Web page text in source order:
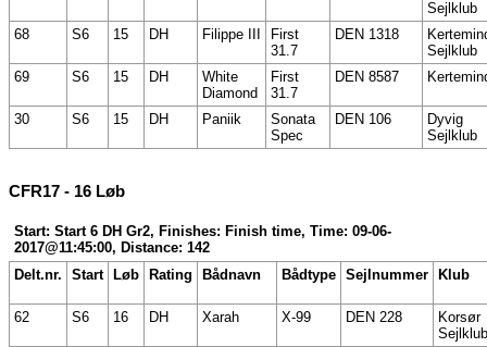
Sejlklub
68
S6 15 DH Filippe III
First
31.7
DEN 1318
Sejlklub
69
S6 15 DH
White
Diamond
First
31.7
DEN 8587
30 S6 15 DH Paniik
Sonata
Spec
DEN 106
Dyvig
Sejlklub
CFR17 - 16 Løb
Start: Start 6 DH Gr2, Finishes: Finish time, Time: 09-06-
2017@11:45:00, Distance: 142
Delt.nr.
Start Løb Rating Bådnavn Bådtype Sejlnummer Klub
62 S6 16 DH Xarah X-99 DEN 228
Korsør
Sejlklub